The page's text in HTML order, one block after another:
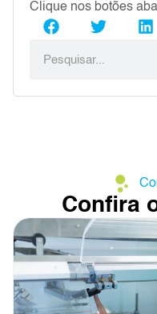
Clique nos botões
Confira